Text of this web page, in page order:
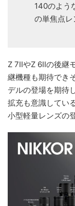
140のよう
の単焦点レ
Z 7IIやZ 6IIの後継
継機種も期待でき
デルの登場を期待
拡充も意識してい
小型軽量レンズの